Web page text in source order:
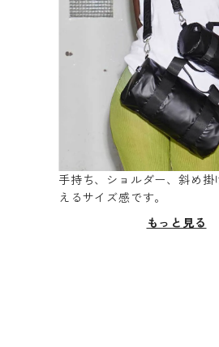
手持ち、ショルダー、斜め掛
えるサイズ感です。
もっと見る